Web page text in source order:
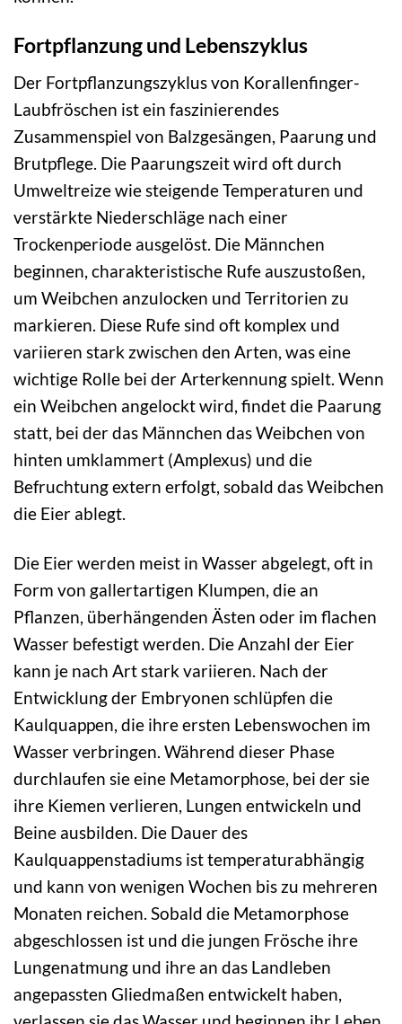
Fortpflanzung und Lebenszyklus
Der Fortpflanzungszyklus von Korallenfinger-
Laubfröschen ist ein faszinierendes
Zusammenspiel von Balzgesängen, Paarung und
Brutpflege. Die Paarungszeit wird oft durch
Umweltreize wie steigende Temperaturen und
verstärkte Niederschläge nach einer
Trockenperiode ausgelöst. Die Männchen
beginnen, charakteristische Rufe auszustoßen,
um Weibchen anzulocken und Territorien zu
markieren. Diese Rufe sind oft komplex und
variieren stark zwischen den Arten, was eine
wichtige Rolle bei der Arterkennung spielt. Wenn
ein Weibchen angelockt wird, findet die Paarung
statt, bei der das Männchen das Weibchen von
hinten umklammert (Amplexus) und die
Befruchtung extern erfolgt, sobald das Weibchen
die Eier ablegt.
Die Eier werden meist in Wasser abgelegt, oft in
Form von gallertartigen Klumpen, die an
Pflanzen, überhängenden Ästen oder im flachen
Wasser befestigt werden. Die Anzahl der Eier
kann je nach Art stark variieren. Nach der
Entwicklung der Embryonen schlüpfen die
Kaulquappen, die ihre ersten Lebenswochen im
Wasser verbringen. Während dieser Phase
durchlaufen sie eine Metamorphose, bei der sie
ihre Kiemen verlieren, Lungen entwickeln und
Beine ausbilden. Die Dauer des
Kaulquappenstadiums ist temperaturabhängig
und kann von wenigen Wochen bis zu mehreren
Monaten reichen. Sobald die Metamorphose
abgeschlossen ist und die jungen Frösche ihre
Lungenatmung und ihre an das Landleben
angepassten Gliedmaßen entwickelt haben,